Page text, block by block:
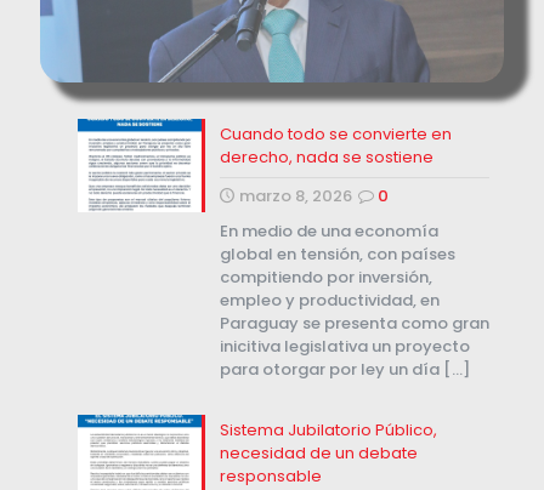
Cuando todo se convierte en
derecho, nada se sostiene
marzo 8, 2026
0
En medio de una economía
global en tensión, con países
compitiendo por inversión,
empleo y productividad, en
Paraguay se presenta como gran
inicitiva legislativa un proyecto
para otorgar por ley un día[…]
Sistema Jubilatorio Público,
necesidad de un debate
responsable